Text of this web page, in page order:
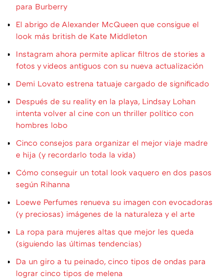
para Burberry
El abrigo de Alexander McQueen que consigue el
look más british de Kate Middleton
Instagram ahora permite aplicar filtros de stories a
fotos y videos antiguos con su nueva actualización
Demi Lovato estrena tatuaje cargado de significado
Después de su reality en la playa, Lindsay Lohan
intenta volver al cine con un thriller político con
hombres lobo
Cinco consejos para organizar el mejor viaje madre
e hija (y recordarlo toda la vida)
Cómo conseguir un total look vaquero en dos pasos
según Rihanna
Loewe Perfumes renueva su imagen con evocadoras
(y preciosas) imágenes de la naturaleza y el arte
La ropa para mujeres altas que mejor les queda
(siguiendo las últimas tendencias)
Da un giro a tu peinado, cinco tipos de ondas para
lograr cinco tipos de melena